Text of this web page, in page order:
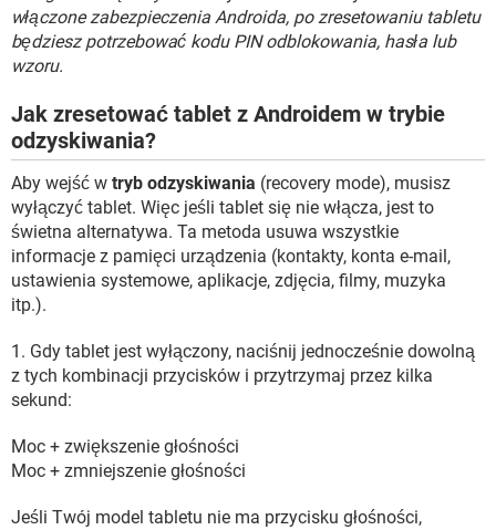
włączone zabezpieczenia Androida, po zresetowaniu tabletu
będziesz potrzebować kodu PIN odblokowania, hasła lub
wzoru.
Jak zresetować tablet z Androidem w trybie
odzyskiwania?
Aby wejść w tryb odzyskiwania (recovery mode), musisz
wyłączyć tablet. Więc jeśli tablet się nie włącza, jest to
świetna alternatywa. Ta metoda usuwa wszystkie
informacje z pamięci urządzenia (kontakty, konta e-mail,
ustawienia systemowe, aplikacje, zdjęcia, filmy, muzyka
itp.).
1. Gdy tablet jest wyłączony, naciśnij jednocześnie dowolną
z tych kombinacji przycisków i przytrzymaj przez kilka
sekund:
Moc + zwiększenie głośności
Moc + zmniejszenie głośności
Jeśli Twój model tabletu nie ma przycisku głośności,